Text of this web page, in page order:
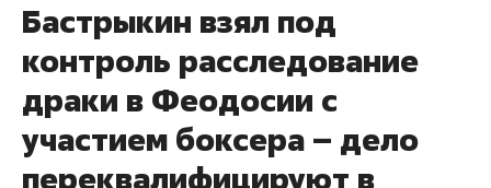
Бастрыкин взял под
контроль расследование
драки в Феодосии с
участием боксера – дело
переквалифицируют в